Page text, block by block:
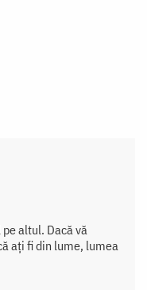
altul. Dacă vă
ați fi din lume, lumea